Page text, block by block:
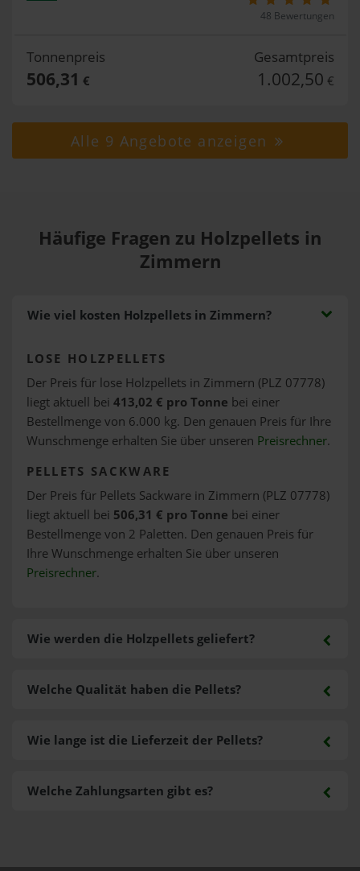
48 Bewertungen
Tonnenpreis
506,31 €
Gesamtpreis
1.002,50 €
Alle 9 Angebote anzeigen
Häufige Fragen zu Holzpellets in
Zimmern
Wie viel kosten Holzpellets in Zimmern?
LOSE HOLZPELLETS
Der Preis für lose Holzpellets in Zimmern (PLZ 07778)
liegt aktuell bei 413,02 € pro Tonne bei einer
Bestellmenge von 6.000 kg. Den genauen Preis für Ihre
Wunschmenge erhalten Sie über unseren Preisrechner.
PELLETS SACKWARE
Der Preis für Pellets Sackware in Zimmern (PLZ 07778)
liegt aktuell bei 506,31 € pro Tonne bei einer
Bestellmenge von 2 Paletten. Den genauen Preis für
Ihre Wunschmenge erhalten Sie über unseren
Preisrechner.
Wie werden die Holzpellets geliefert?
Welche Zahlungsarten gibt es?
Welche Qualität haben die Pellets?
Wie lange ist die Lieferzeit der Pellets?